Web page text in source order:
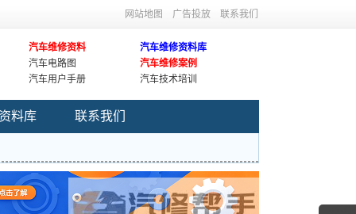
网站地图 广告投放 联系我们
汽车维修资料
汽车维修资料库
汽车电路图
汽车维修案例
汽车用户手册
汽车技术培训
料库 联系我们